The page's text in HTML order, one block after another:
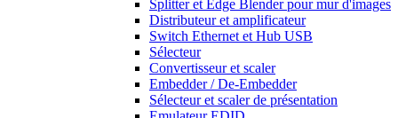
Splitter et Edge Blender pour mur d'images
Distributeur et amplificateur
Switch Ethernet et Hub USB
Sélecteur
Convertisseur et scaler
Embedder / De-Embedder
Sélecteur et scaler de présentation